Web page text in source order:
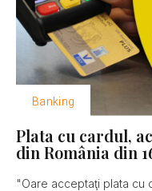
Banking
Plata cu cardul,
din România din
"Oare acceptaţi plata cu